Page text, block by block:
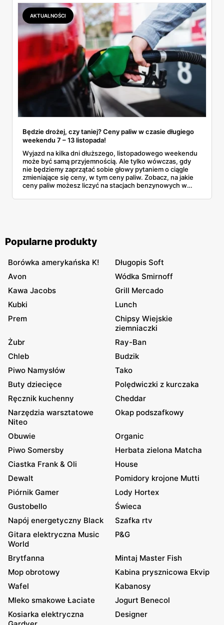
AKTUALNOŚCI
Będzie drożej, czy taniej? Ceny paliw w czasie długiego
weekendu 7 – 13 listopada!
Wyjazd na kilka dni dłuższego, listopadowego weekendu
może być samą przyjemnością. Ale tylko wówczas, gdy
nie będziemy zaprzątać sobie głowy pytaniem o ciągle
zmieniające się ceny, w tym ceny paliw. Zobacz, na jakie
ceny paliw możesz liczyć na stacjach benzynowych w
Popularne produkty
Borówka amerykańska K!
Długopis Soft
Avon
Wódka Smirnoff
Kawa Jacobs
Grill Mercado
Kubki
Lunch
Prem
Chipsy Wiejskie
ziemniaczki
Żubr
Ray-Ban
Chleb
Budzik
Piwo Namysłów
Tako
Buty dziecięce
Polędwiczki z kurczaka
Ręcznik kuchenny
Cheddar
Narzędzia warsztatowe
Niteo
Okap podszafkowy
Obuwie
Organic
Piwo Somersby
Herbata zielona Matcha
Ciastka Frank & Oli
House
Dewalt
Pomidory krojone Mutti
Piórnik Gamer
Lody Hortex
Gustobello
Świeca
Napój energetyczny Black
Szafka rtv
Gitara elektryczna Music
World
P&G
Brytfanna
Mintaj Master Fish
Mop obrotowy
Kabina prysznicowa Ekvip
Wafel
Kabanosy
Mleko smakowe Łaciate
Jogurt Benecol
Kosiarka elektryczna
Designer